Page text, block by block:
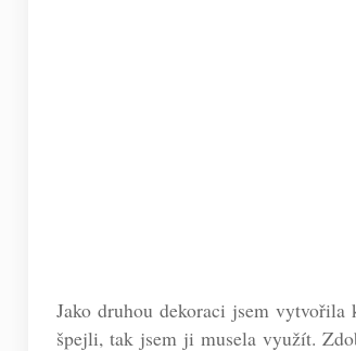
Jako druhou dekoraci jsem vytvořila
špejli, tak jsem ji musela využít.